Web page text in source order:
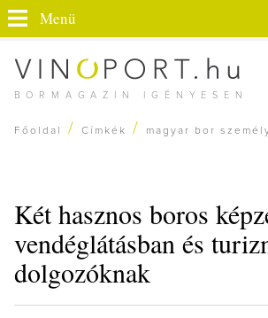
BORMAGAZIN IGÉNYESEN
Menü
Főoldal / Címkék / magyar bor
Két hasznos boros
vendéglátásban és
dolgozóknak